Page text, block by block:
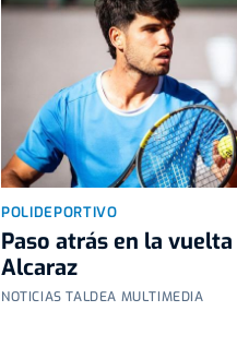
POLIDEPORTIVO
Paso atrás en la
Alcaraz
NOTICIAS TALDEA MULTIMEDIA